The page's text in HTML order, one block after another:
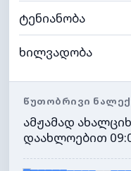
ტენიანობა
ხილვადობა
ᲬᲣᲗᲝᲑᲠᲘᲕᲘ
ამჟამად
დაახლოებით